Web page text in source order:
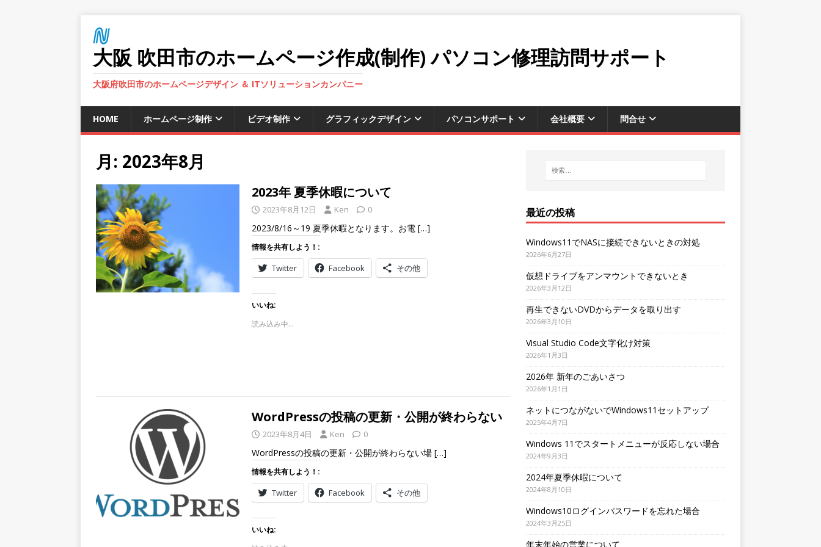
大阪 吹田市のホームページ作成(制作) パソコン修理訪問サポート
大阪府吹田市のホームページデザイン ＆ ITソリューションカンパニー
HOME ホームページ制作 ビデオ制作 グラフィックデザイン パソコンサポート 会社概要 問合せ
月: 2023年8月
2023年 夏季休暇について
2023年8月12日 Ken 0
2023/8/16～19 夏季休暇となります。お電 […]
情報を共有しよう！:
Twitter Facebook その他
いいね:
読み込み中…
WordPressの投稿の更新・公開が終わらない
2023年8月4日 Ken 0
WordPressの投稿の更新・公開が終わらない場 […]
情報を共有しよう！:
Twitter Facebook その他
いいね:
最近の投稿
Windows11でNASに接続できないときの対処
2026年6月27日
仮想ドライブをアンマウントできないとき
2026年3月12日
再生できないDVDからデータを取り出す
2026年3月10日
Visual Studio Code文字化け対策
2026年1月3日
2026年 新年のごあいさつ
2026年1月1日
ネットにつながないでWindows11セットアップ
2025年4月7日
Windows 11でスタートメニューが反応しない場合
2024年9月3日
2024年夏季休暇について
2024年8月10日
Windows10ログインパスワードを忘れた場合
2024年3月25日
年末年始の営業について